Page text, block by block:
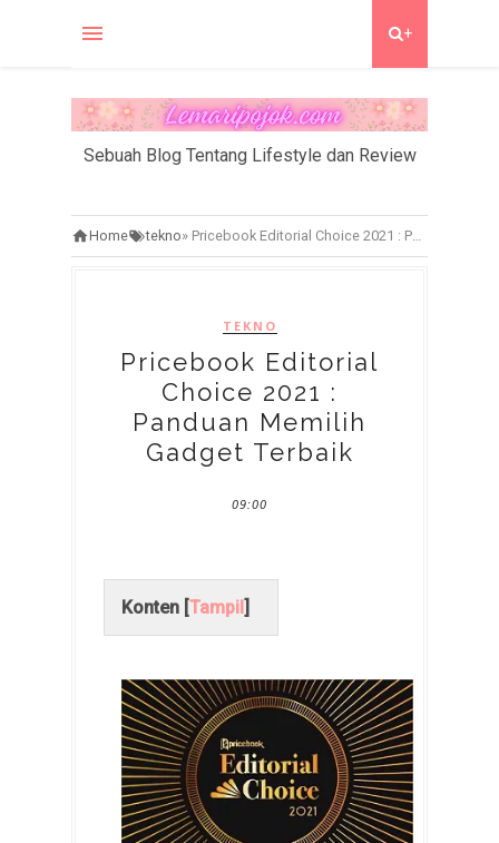
+
Sebuah Blog Tentang Lifestyle dan Review
Home tekno» Pricebook Editorial Choice 2021 : Panduan Memilih Gadget Terbaik
TEKNO
Pricebook Editorial
Choice 2021 :
Panduan Memilih
Gadget Terbaik
09:00
Konten [Tampil]